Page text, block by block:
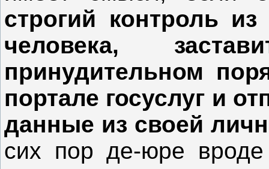
строгий контроль
человека,
принудительном
портале госуслуг и
данные из своей
сих пор де-юре